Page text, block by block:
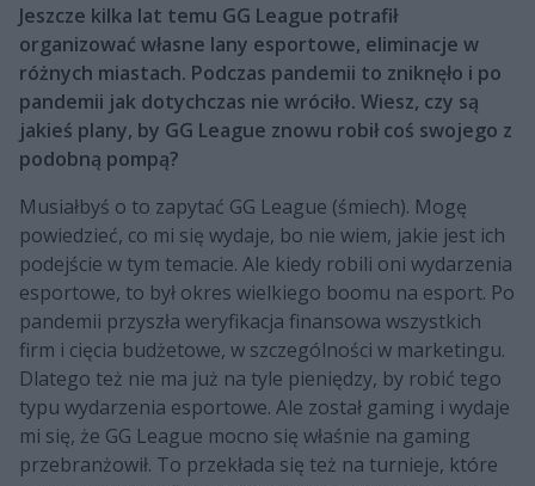
Jeszcze kilka lat temu GG League potrafił
organizować własne lany esportowe, eliminacje w
różnych miastach. Podczas pandemii to zniknęło i po
pandemii jak dotychczas nie wróciło. Wiesz, czy są
jakieś plany, by GG League znowu robił coś swojego z
podobną pompą?
Musiałbyś o to zapytać GG League (śmiech). Mogę
powiedzieć, co mi się wydaje, bo nie wiem, jakie jest ich
podejście w tym temacie. Ale kiedy robili oni wydarzenia
esportowe, to był okres wielkiego boomu na esport. Po
pandemii przyszła weryfikacja finansowa wszystkich
firm i cięcia budżetowe, w szczególności w marketingu.
Dlatego też nie ma już na tyle pieniędzy, by robić tego
typu wydarzenia esportowe. Ale został gaming i wydaje
mi się, że GG League mocno się właśnie na gaming
przebranżowił. To przekłada się też na turnieje, które